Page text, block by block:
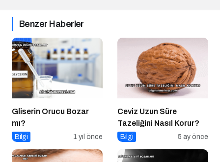
Benzer Haberler
Gliserin Orucu Bozar
mı?
Bilgi 1 yıl önce
Ceviz Uzun Süre
Tazeliğini Nasıl Korur?
Bilgi 5 ay önce